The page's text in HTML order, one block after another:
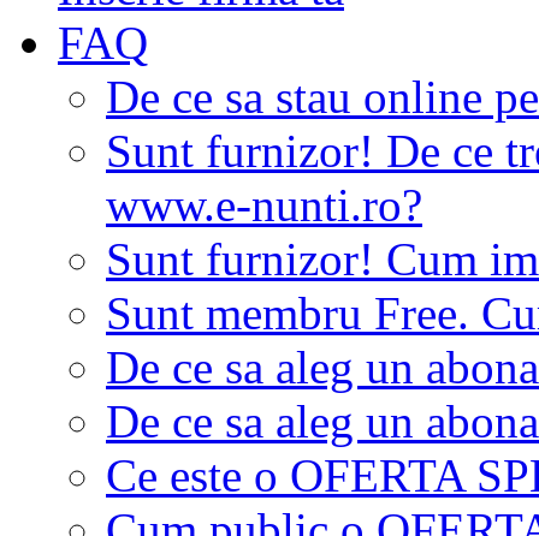
FAQ
De ce sa stau online
Sunt furnizor! De ce
www.e-nunti.ro?
Sunt furnizor! Cum
Sunt membru Free.
De ce sa aleg un
De ce sa aleg un
Ce este o OFERTA